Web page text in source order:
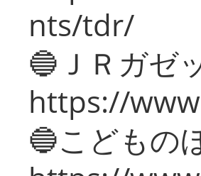
nts/tdr/
🔵ＪＲガゼ
https://
🔵こどもの